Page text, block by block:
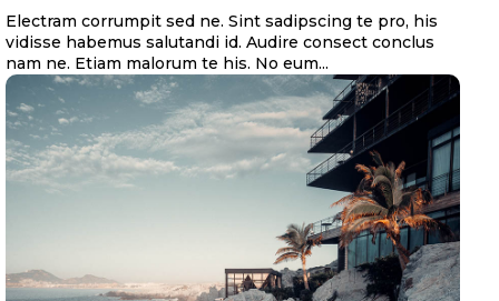
Electram corrumpit sed ne. Sint sadipscing te pro, his
vidisse habemus salutandi id. Audire consect conclus
nam ne. Etiam malorum te his. No eum...